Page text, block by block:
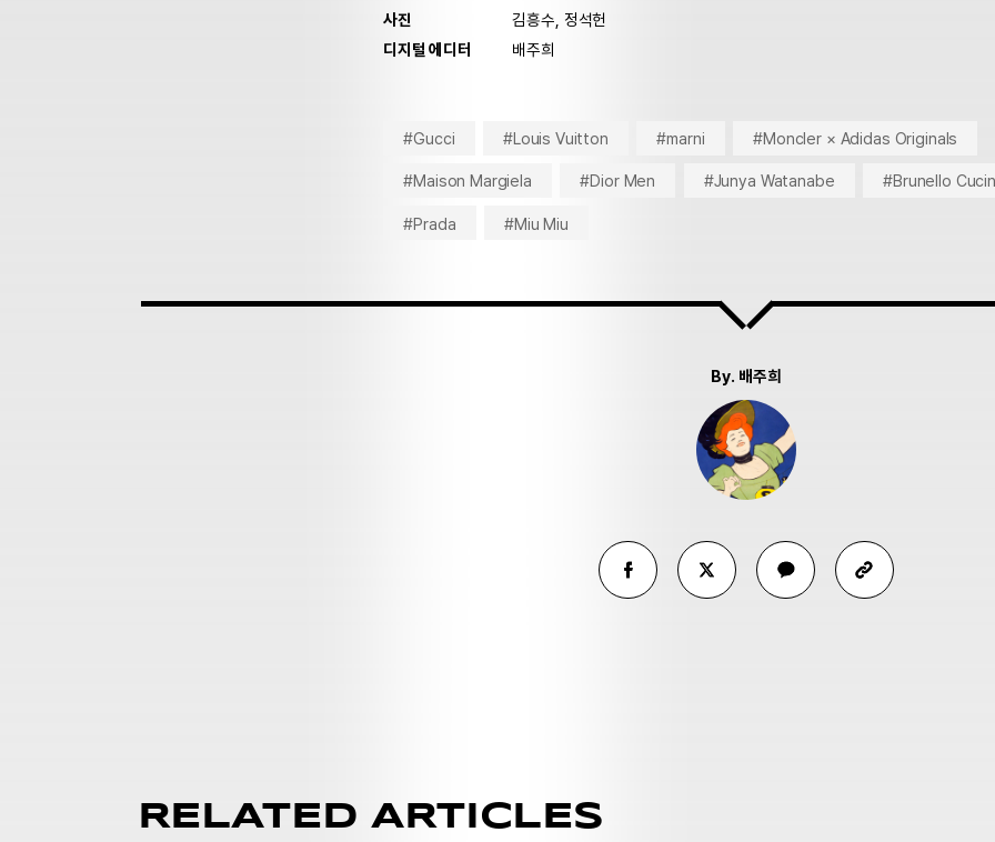
사진
김흥수, 정석헌
디지털 에디터
배주희
#Gucci #Louis Vuitton #marni #Moncler × Adidas Originals
#Maison Margiela #Dior Men #Junya Watanabe #Brunello
#Prada #Miu Miu
By. 배주희
RELATED ARTICLES